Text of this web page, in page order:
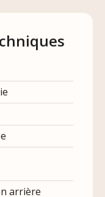
arrière